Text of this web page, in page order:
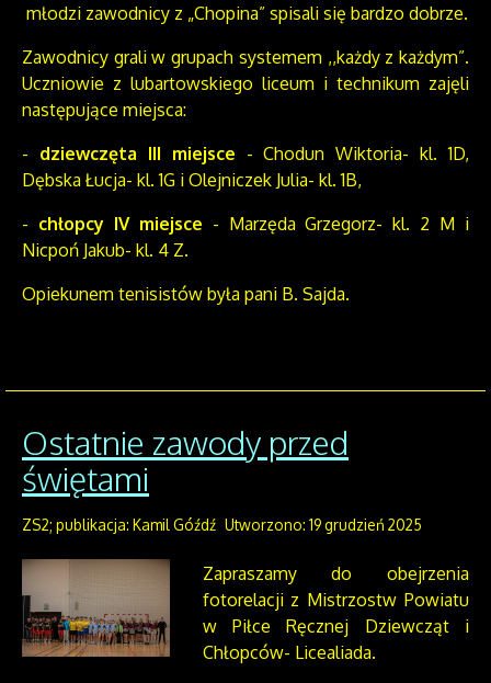
młodzi zawodnicy z „Chopina” spisali się bardzo dobrze.
Zawodnicy grali w grupach systemem ,,każdy z każdym”.
Uczniowie z lubartowskiego liceum i technikum zajęli
następujące miejsca:
- dziewczęta III miejsce - Chodun Wiktoria- kl. 1D,
Dębska Łucja- kl. 1G i Olejniczek Julia- kl. 1B,
- chłopcy IV miejsce - Marzęda Grzegorz- kl. 2 M i
Nicpoń Jakub- kl. 4 Z.
Opiekunem tenisistów była pani B. Sajda.
Ostatnie zawody przed
świętami
ZS2; publikacja: Kamil Góźdź Utworzono: 19 grudzień 2025
Zapraszamy do obejrzenia
fotorelacji z Mistrzostw Powiatu
w Piłce Ręcznej Dziewcząt i
Chłopców- Licealiada.